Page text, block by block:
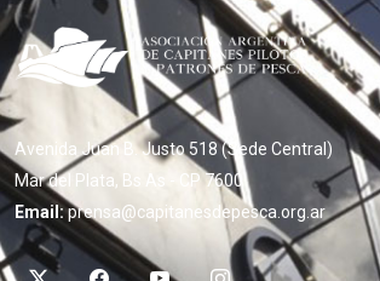
Avenida Juan B. Justo 518 (Sede Central)
Mar del Plata, Bs As - CP 7600
Email: prensa@capitanesdepesca.org.ar